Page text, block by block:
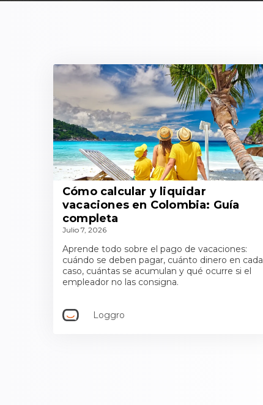
Cómo calcular y liquidar
vacaciones en Colombia: Guía
completa
Julio 7, 2026
Aprende todo sobre el pago de vacaciones:
cuándo se deben pagar, cuánto dinero en cada
caso, cuántas se acumulan y qué ocurre si el
empleador no las consigna.
Loggro